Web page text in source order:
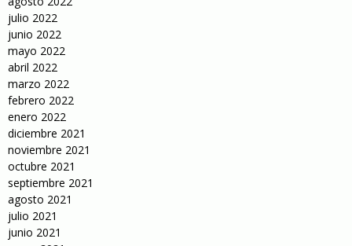
julio 2022
junio 2022
mayo 2022
abril 2022
marzo 2022
febrero 2022
enero 2022
diciembre 2021
noviembre 2021
octubre 2021
septiembre 2021
agosto 2021
julio 2021
junio 2021